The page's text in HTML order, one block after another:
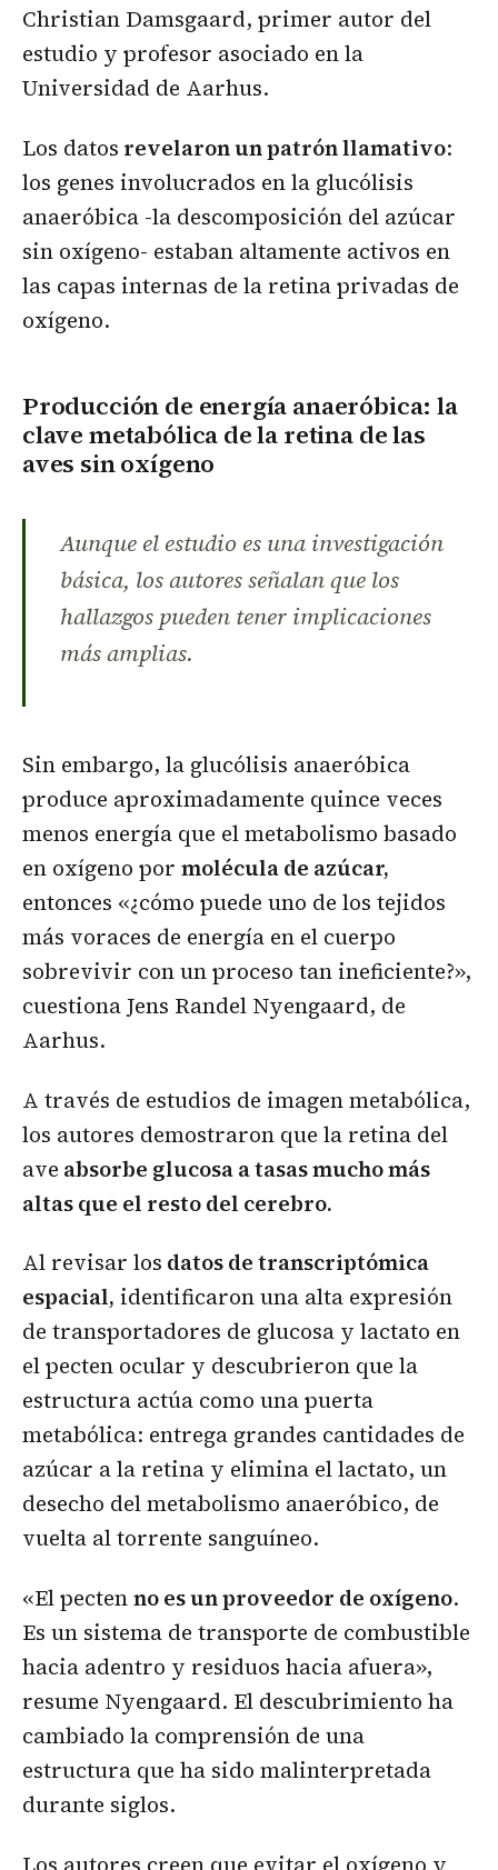
Christian Damsgaard, primer autor del
estudio y profesor asociado en la
Universidad de Aarhus.
Los datos revelaron un patrón llamativo:
los genes involucrados en la glucólisis
anaeróbica -la descomposición del azúcar
sin oxígeno- estaban altamente activos en
las capas internas de la retina privadas de
oxígeno.
Producción de energía anaeróbica: la
clave metabólica de la retina de las
aves sin oxígeno
Aunque el estudio es una investigación
básica, los autores señalan que los
hallazgos pueden tener implicaciones
más amplias.
Sin embargo, la glucólisis anaeróbica
produce aproximadamente quince veces
menos energía que el metabolismo basado
en oxígeno por molécula de azúcar,
entonces «¿cómo puede uno de los tejidos
más voraces de energía en el cuerpo
sobrevivir con un proceso tan ineficiente?»,
cuestiona Jens Randel Nyengaard, de
Aarhus.
A través de estudios de imagen metabólica,
los autores demostraron que la retina del
ave absorbe glucosa a tasas mucho más
altas que el resto del cerebro.
Al revisar los datos de transcriptómica
espacial, identificaron una alta expresión
de transportadores de glucosa y lactato en
el pecten ocular y descubrieron que la
estructura actúa como una puerta
metabólica: entrega grandes cantidades de
azúcar a la retina y elimina el lactato, un
desecho del metabolismo anaeróbico, de
vuelta al torrente sanguíneo.
«El pectenno es un proveedor de oxígeno.
Es un sistema de transporte de combustible
hacia adentro y residuos hacia afuera»,
resume Nyengaard. El descubrimiento ha
cambiado la comprensión de una
estructura que ha sido malinterpretada
durante siglos.